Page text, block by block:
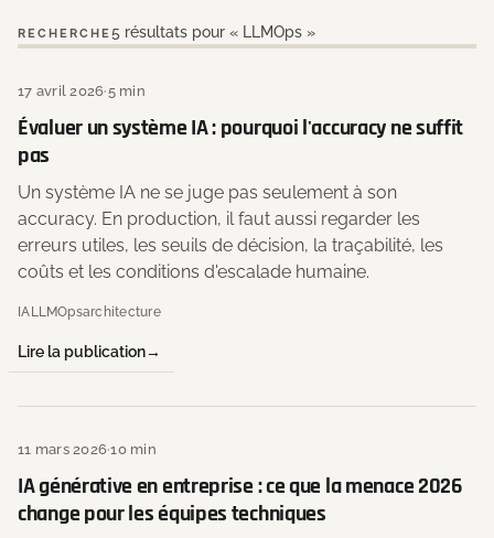
RECHERCHE5 résultats pour « LLMOps »
17 avril 2026·5 min
Évaluer un système IA : pourquoi l'accuracy ne suffit
pas
Un système IA ne se juge pas seulement à son
accuracy. En production, il faut aussi regarder les
erreurs utiles, les seuils de décision, la traçabilité, les
coûts et les conditions d'escalade humaine.
IALLMOpsarchitecture
Lire la publication
11 mars 2026·10 min
IA générative en entreprise : ce que la menace 2026
change pour les équipes techniques